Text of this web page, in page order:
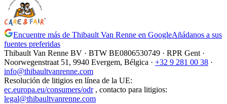
Encuentre más de Thibault Van Renne en GoogleAñádanos a sus
fuentes preferidas
Thibault Van Renne BV · BTW BE0806530749 · RPR Gent ·
Noorwegenstraat 51, 9940 Evergem, Bélgica · +32 9 281 00 38 ·
info@thibaultvanrenne.com
Resolución de litigios en línea de la UE:
ec.europa.eu/consumers/odr , contacto para litigios:
legal@thibaultvanrenne.com